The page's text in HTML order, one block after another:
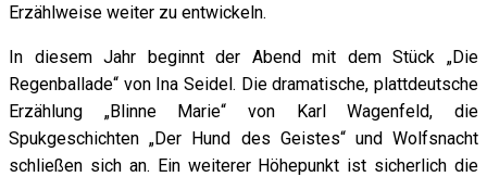
Erzählweise weiter zu entwickeln.
In diesem Jahr beginnt der Abend mit dem Stück „Die
Regenballade“ von Ina Seidel. Die dramatische, plattdeutsche
Erzählung „Blinne Marie“ von Karl Wagenfeld, die
Spukgeschichten „Der Hund des Geistes“ und Wolfsnacht
schließen sich an. Ein weiterer Höhepunkt ist sicherlich die